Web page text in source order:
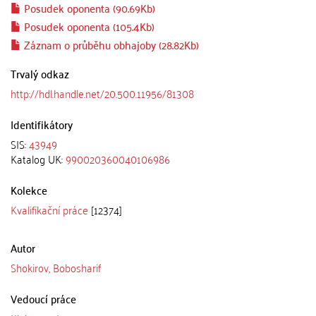
Posudek oponenta (90.69Kb)
Posudek oponenta (105.4Kb)
Záznam o průběhu obhajoby (28.82Kb)
Trvalý odkaz
http://hdl.handle.net/20.500.11956/81308
Identifikátory
SIS:43949
Katalog UK:990020360040106986
Kolekce
Kvalifikační práce [12374]
Autor
Shokirov, Bobosharif
Vedoucí práce